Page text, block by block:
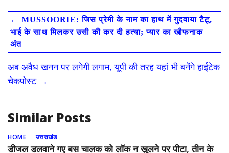
e
b
o
k
to
d
n
ai
l
ar
e
← MUSSOORIE: जिस प्रेमी के नाम का हाथ में गुदवाया टैटू,
भाई के साथ मिलकर उसी की कर दी हत्या; प्यार का खौफनाक
अंत
अब अवैध खनन पर लगेगी लगाम, यूपी की तरह यहां भी बनेंगे हाईटेक
चेकपोस्ट →
Similar Posts
HOME उत्तराखंड
डीजल डलवाने गए बस चालक को लॉक न खुलने पर पीटा, तीन के